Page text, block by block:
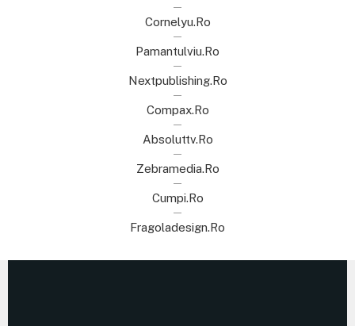
Cornelyu.ro
Pamantulviu.ro
Nextpublishing.ro
Compax.ro
Absoluttv.ro
Zebramedia.ro
Cumpi.ro
Fragoladesign.ro